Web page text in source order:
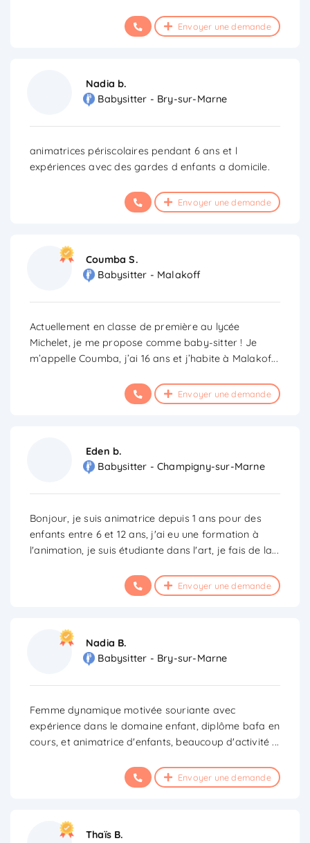
Envoyer une demande
Nadia b.
Babysitter - Bry-sur-Marne
animatrices périscolaires pendant 6 ans et l
expériences avec des gardes d enfants a domicile.
Envoyer une demande
Coumba S.
Babysitter - Malakoff
Actuellement en classe de première au lycée
Michelet, je me propose comme baby-sitter ! Je
m’appelle Coumba, j’ai 16 ans et j’habite à Malakof...
Envoyer une demande
Eden b.
Babysitter - Champigny-sur-Marne
Bonjour, je suis animatrice depuis 1 ans pour des
enfants entre 6 et 12 ans, j'ai eu une formation à
l'animation, je suis étudiante dans l'art, je fais de la...
Envoyer une demande
Nadia B.
Babysitter - Bry-sur-Marne
Femme dynamique motivée souriante avec
expérience dans le domaine enfant, diplôme bafa en
cours, et animatrice d'enfants, beaucoup d'activité...
Envoyer une demande
Thaïs B.